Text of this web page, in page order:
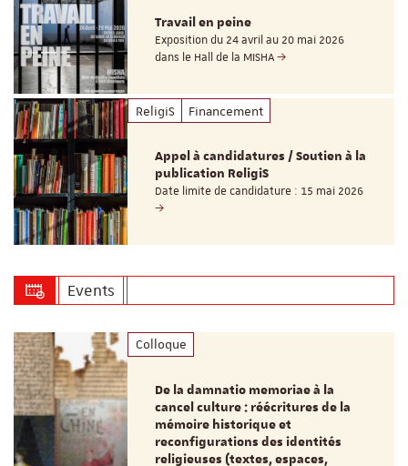
Travail en peine
Exposition du 24 avril au 20 mai 2026
dans le Hall de la MISHA
ReligiS Financement
Appel à candidatures / Soutien à la
publication ReligiS
Date limite de candidature : 15 mai 2026
Events
Colloque
De la damnatio memoriae à la
cancel culture : réécritures de la
mémoire historique et
reconfigurations des identités
religieuses (textes, espaces,